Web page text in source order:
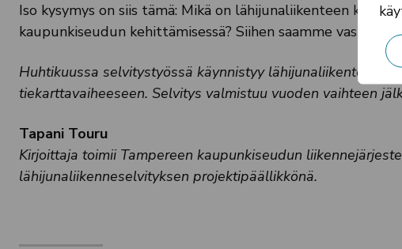
Iso kysymys on siis tämä: Mikä on lähijunaliikenteen
kaupunkiseudun kehittämisessä? Siihen saamme
Huhtikuussa selvitystyössä käynnistyy lähijunaliikenteen
tiekarttavaiheeseen. Selvitys valmistuu vuoden vaihteen
Tapani Touru
Kirjoittaja toimii Tampereen kaupunkiseudun
lähijunaliikenneselvityksen projektipäällikkönä.